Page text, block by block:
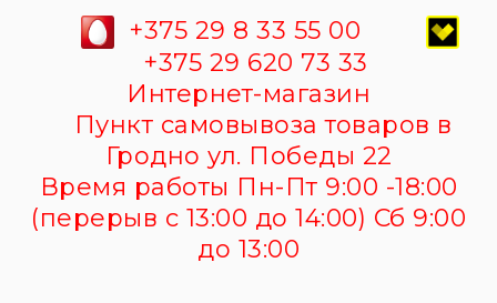
+375 29 8 33 55 00
+375 29 620 73 33
Интернет-магазин
Пункт самовывоза товаров в
Гродно ул. Победы 22
Время работы Пн-Пт 9:00 -18:00
(перерыв с 13:00 до 14:00) Сб 9:00
до 13:00